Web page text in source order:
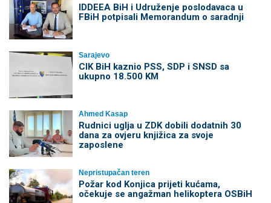
IDDEEA BiH i Udruženje poslodavaca u
FBiH potpisali Memorandum o saradnji
Sarajevo
CIK BiH kaznio PSS, SDP i SNSD sa
ukupno 18.500 KM
Ahmed Kasap
Rudnici uglja u ZDK dobili dodatnih 30
dana za ovjeru knjižica za svoje
zaposlene
Nepristupačan teren
Požar kod Konjica prijeti kućama,
očekuje se angažman helikoptera OSBiH